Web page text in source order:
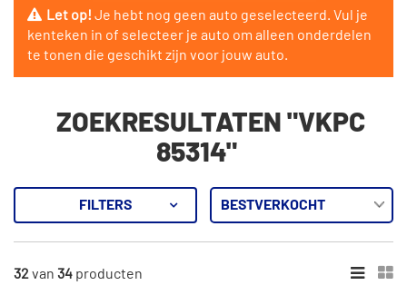
Let op!Je hebt nog geen auto geselecteerd. Vul je
kenteken in of selecteer je auto om alleen onderdelen
te tonen die geschikt zijn voor jouw auto.
ZOEKRESULTATEN "VKPC
85314"
FILTERS
34Resultaten
32van 34 producten